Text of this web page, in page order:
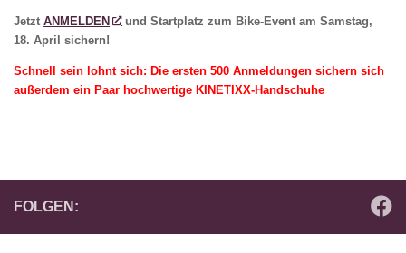
Jetzt ANMELDEN
und Startplatz zum Bike-Event am Samstag,
18. April sichern!
Schnell sein lohnt sich: Die ersten 500 Anmeldungen sichern sich
außerdem ein Paar hochwertige KINETIXX-Handschuhe
FOLGEN: